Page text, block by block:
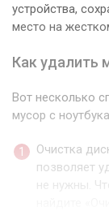
устройства,
место на
Как удалить
Вот несколько
мусор с
Очистка
позволяет
не нужны.